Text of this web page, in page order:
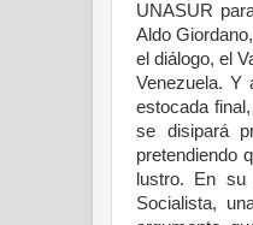
UNASUR
Aldo
el diálogo, el
Venezuela. Y
estocada
se disipará
pretendiendo
lustro. En
Socialista,